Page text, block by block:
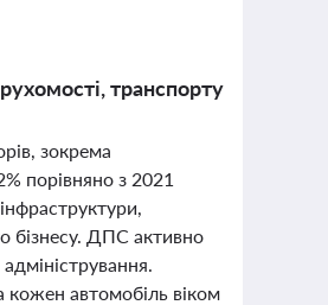
транспорту
зокрема
порівняно з 2021
бізнесу. ДПС активно
кожен автомобіль віком